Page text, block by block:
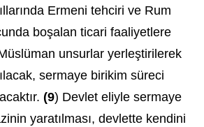
Ermeni tehciri ve Rum
boşalan ticari faaliyetlere
unsurlar yerleştirilerek
sermaye birikim süreci
(9) Devlet eliyle sermaye
yaratılması, devlette kendini